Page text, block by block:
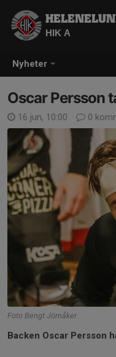
Nyheter
HIK A
Oscar Persson
16 jun, 10:00 0
Foto Bengt Jörnåker
Backen Oscar Persson